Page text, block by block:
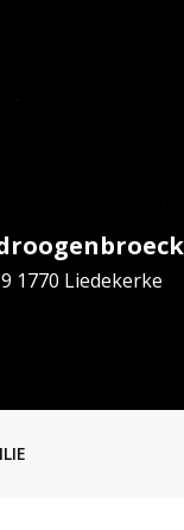
1770 Liedekerke